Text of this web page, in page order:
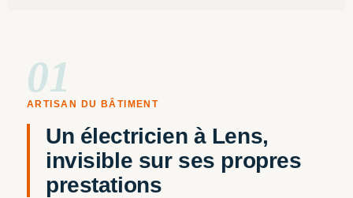
01
ARTISAN DU BÂTIMENT
Un électricien à Lens,
invisible sur ses propres
prestations